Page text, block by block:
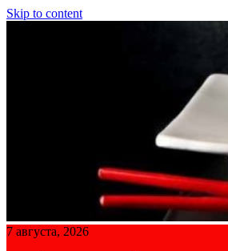
Skip to content
7 августа, 2026